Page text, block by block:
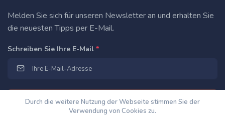
Melden Sie sich für unseren Newsletter an und erhalten Sie
die neuesten Tipps per E-Mail.
Schreiben Sie Ihre E-Mail *
Durch die weitere Nutzung der Webseite stimmen Sie der
Verwendung von Cookies zu.